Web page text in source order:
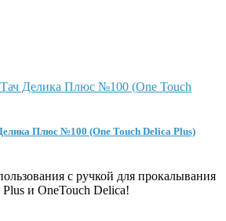
Плюс №100 (One Touch Delica Plus)
с ручкой для прокалывания
и OneTouch Delica!